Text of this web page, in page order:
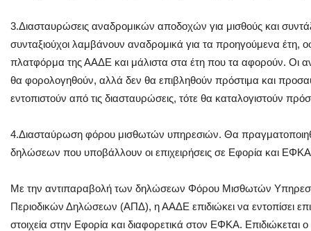
3.Διασταυρώσεις αναδρομικών αποδοχών για μισθούς και
συνταξιούχοι λαμβάνουν αναδρομικά για τα προηγούμενα έτη,
πλατφόρμα της ΑΑΔΕ και μάλιστα στα έτη που τα αφορούν. Οι
θα φορολογηθούν, αλλά δεν θα επιβληθούν πρόστιμα και
εντοπιστούν από τις διασταυρώσεις, τότε θα καταλογιστούν
4.Διασταύρωση φόρου μισθωτών υπηρεσιών. Θα
δηλώσεων που υποβάλλουν οι επιχειρήσεις σε Εφορία και
Με την αντιπαραβολή των δηλώσεων Φόρου Μισθωτών
Περιοδικών Δηλώσεων (ΑΠΔ), η ΑΑΔΕ επιδιώκει να εντοπίσει
στοιχεία στην Εφορία και διαφορετικά στον ΕΦΚΑ. Επιδιώκεται